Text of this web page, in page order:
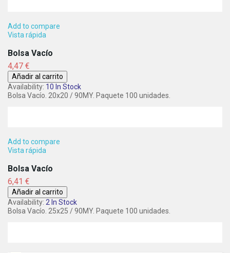
Add to compare
Vista rápida
Bolsa Vacío
Precio
4,47 €
Añadir al carrito
Availability: 10 In Stock
Bolsa Vacío. 20x20 / 90MY. Paquete 100 unidades.
Add to compare
Vista rápida
Bolsa Vacío
Precio
6,41 €
Añadir al carrito
Availability: 2 In Stock
Bolsa Vacío. 25x25 / 90MY. Paquete 100 unidades.